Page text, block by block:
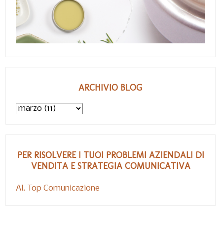
ARCHIVIO BLOG
PER RISOLVERE I TUOI PROBLEMI AZIENDALI DI
VENDITA E STRATEGIA COMUNICATIVA
Al. Top Comunicazione